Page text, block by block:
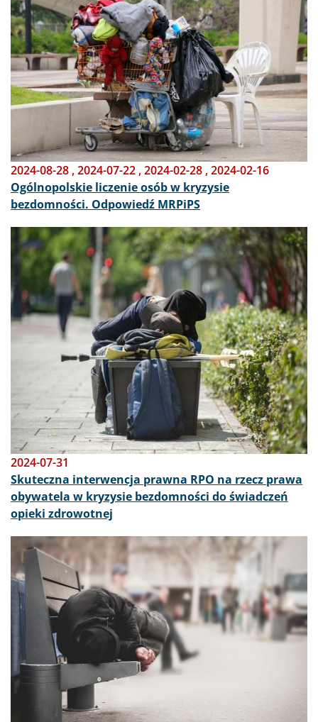
2024-08-28 ,2024-07-22 ,2024-02-28 ,2024-02-16
Ogólnopolskie liczenie osób w kryzysie
bezdomności. Odpowiedź MRPiPS
Obraz
2024-07-31
Skuteczna interwencja prawna RPO na rzecz prawa
obywatela w kryzysie bezdomności do świadczeń
opieki zdrowotnej
Obraz